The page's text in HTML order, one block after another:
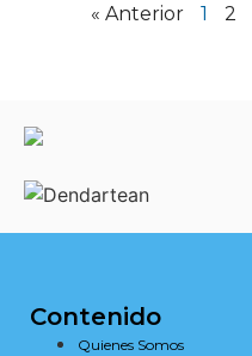
« Anterior 1 2
Contenido
Quienes Somos